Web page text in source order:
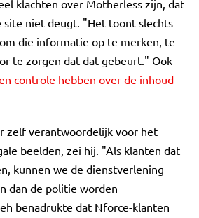
klachten over Motherless zijn, dat
niet deugt. "Het toont slechts
die informatie op te merken, te
te zorgen dat dat gebeurt." Ook
controle hebben over de inhoud
zelf verantwoordelijk voor het
beelden, zei hij. "Als klanten dat
kunnen we de dienstverlening
dan de politie worden
benadrukte dat Nforce-klanten